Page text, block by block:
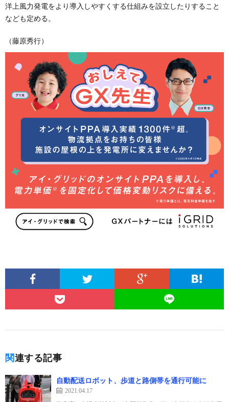
洋上風力発電をより導入しやすくする仕組みを設立したりすること
なども定める。
（藤原秀行）
関連する記事
自動配送ロボット、歩道と路側帯を通行可能に
2021.04.17